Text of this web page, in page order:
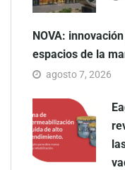
NOVA:
espacios de la
agosto 7, 2026